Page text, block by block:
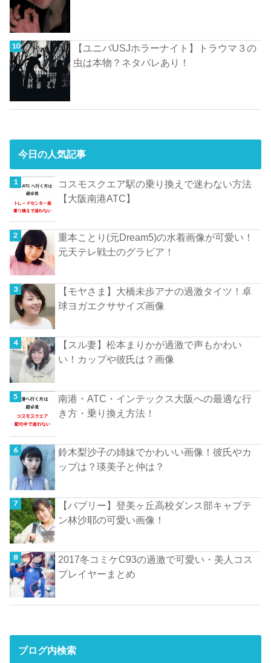
【ユニバUSJホラーナイト】トラウマ３の
虫は本物？ネタバレあり！
今日の人気記事
コスモスクエア駅の乗り換えで迷わない方法
【大阪南港ATC】
重本ことり(元Dream5)の水着画像が可愛い！
元天テレ戦士のグラビア！
【モヤさま】大橋未歩アナの過激タイツ！卓
球ヨガエクササイズ画像
【スル妻】松本まりかが過激で声もかわい
い！カップや彼氏は？画像
南港・ATC・インテックス大阪への最適な行
き方・乗り換え方法！
鈴木梨沙子の姉妹でかわいい画像！彼氏やカ
ップは？瑛美子と仲は？
【バブリー】登美ヶ丘高校ダンス部キャプテ
ン林沙耶の可愛い画像！
2017冬コミケC93の過激で可愛い・美人コス
プレイヤーまとめ
ブログ内検索